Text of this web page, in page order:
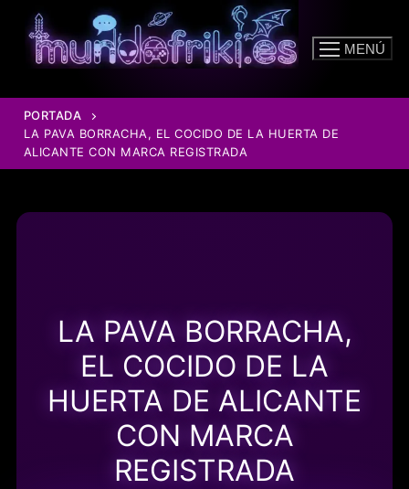
contenido
MENÚ
PORTADA
LA PAVA BORRACHA, EL COCIDO DE LA HUERTA DE
ALICANTE CON MARCA REGISTRADA
LA PAVA BORRACHA,
EL COCIDO DE LA
HUERTA DE ALICANTE
CON MARCA
REGISTRADA